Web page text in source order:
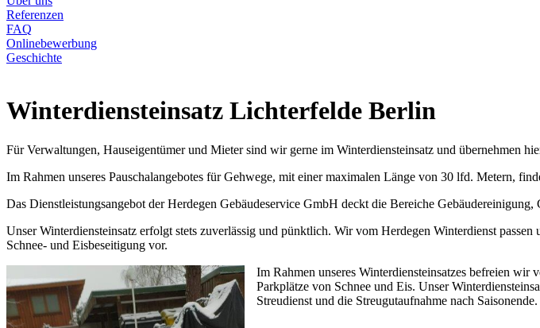
Referenzen
FAQ
Onlinebewerbung
Geschichte
Winterdiensteinsatz Lichterfelde Berlin
Für Verwaltungen, Hauseigentümer und Mieter sind wir gerne im Winterdiensteinsatz und übernehmen
Im Rahmen unseres Pauschalangebotes für Gehwege, mit einer maximalen Länge von 30 lfd. Metern,
Das Dienstleistungsangebot der Herdegen Gebäudeservice GmbH deckt die Bereiche
Unser Winterdiensteinsatz erfolgt stets zuverlässig und pünktlich. Wir vom Herdegen Winterdienst
Schnee- und Eisbeseitigung vor.
Im Rahmen unseres Winterdiensteinsatzes befreien wir
Parkplätze von Schnee und Eis. Unser
Streudienst und die Streugutaufnahme nach Saisonende.